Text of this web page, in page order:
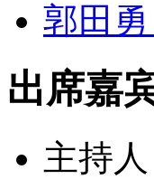
郭田
出席嘉
主持人